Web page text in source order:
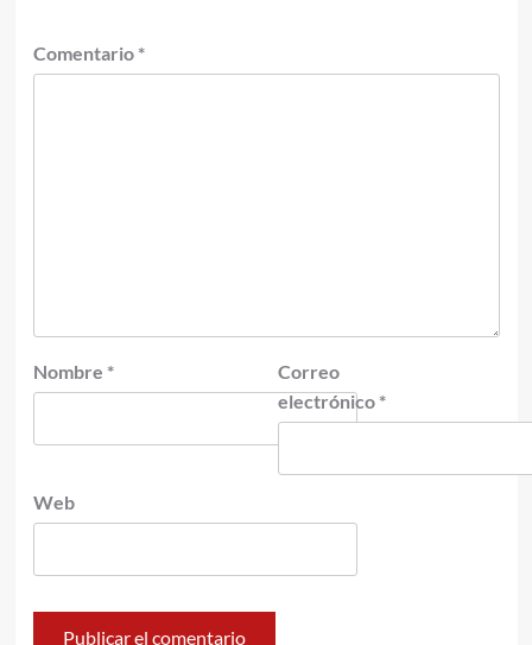
Comentario *
Nombre *
Correo
electrónico *
Web